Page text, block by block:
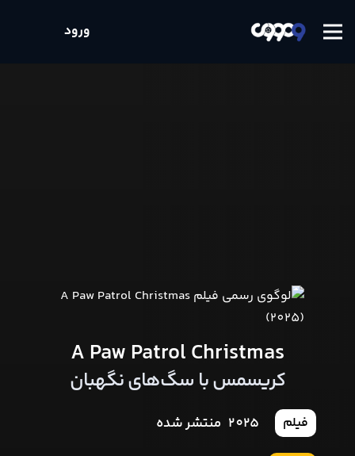
ورود
A Paw Patrol Christmas
کریسمس با سگ‌های نگهبان
فیلم 2025 منتشر شده